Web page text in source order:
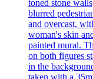
toned stone
blurred
and overcast,
woman's skin
painted mural.
on both figures
in the